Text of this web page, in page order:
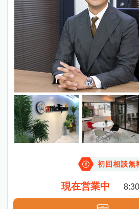
初回相談無
現在営業中